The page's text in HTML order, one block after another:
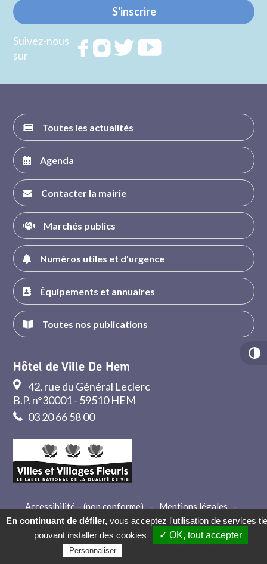
S'inscrire
Suivez-nous
sur
RejoignezRejoignezRejoignez
Toutes les actualités
Agenda
Contacter la mairie
Marchés publics
Numéros utiles et d'urgence
Équipements et annuaires
Toutes nos publications
Hôtel de Ville De Hem
42, rue du Général Leclerc
B.P. n°30001 - 59510 HEM
03 20 66 58 00
Accessibilité – (non conforme) - Mentions légales
-
Crédits
- Contact
En continuant de défiler, vous acceptez l'utilisation de services
pouvant installer des cookies
✓ OK, tout accepter
Personnaliser